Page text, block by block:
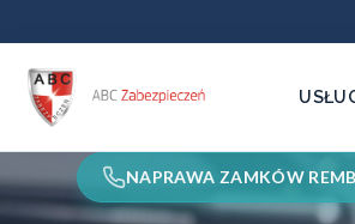
NAPRAWA ZAMKÓW